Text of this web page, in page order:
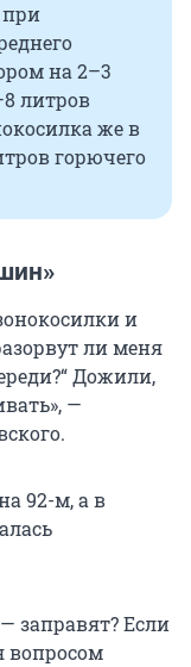
при
на 2–3
литров
же в
горючего
и
ли меня
Дожили,
—
92-м, а в
заправят? Если
вопросом